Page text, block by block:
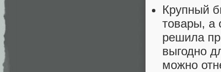
Крупный
товары, а
решила
выгодно
можно